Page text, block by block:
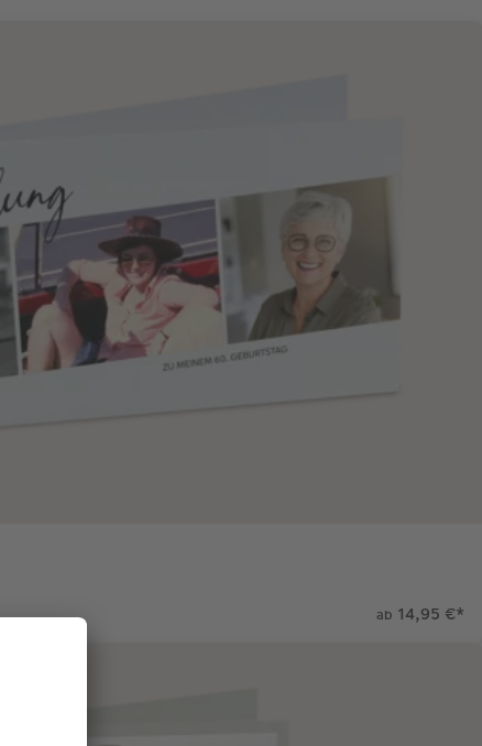
ab 14,95 €*